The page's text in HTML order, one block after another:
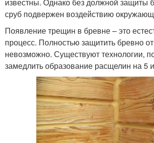
сруб подвержен воздействию
Появление трещин в бревне – это
процесс. Полностью защитить бревно
невозможно. Существуют технологии,
замедлить образование расщелин на 5